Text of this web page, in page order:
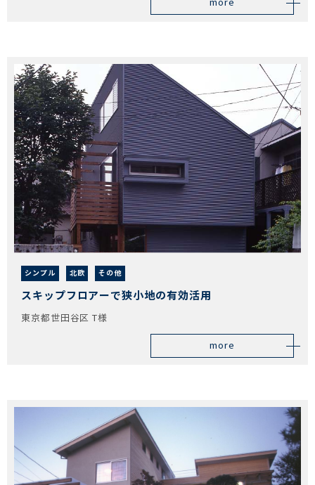
シンプル 北欧 その他
スキップフロアーで狭小地の有効活用
東京都世田谷区 T様
more